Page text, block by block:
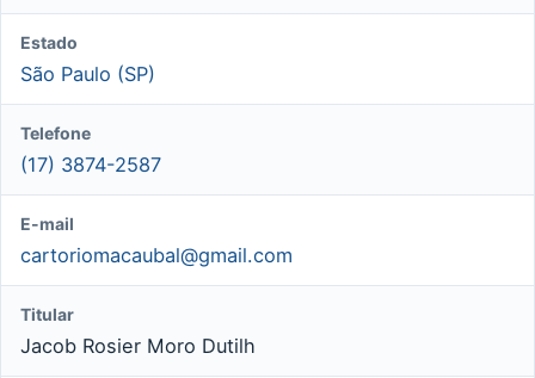
Estado
São Paulo (SP)
Telefone
(17) 3874-2587
E-mail
cartoriomacaubal@gmail.com
Titular
Jacob Rosier Moro Dutilh